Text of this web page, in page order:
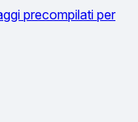
precompilati per